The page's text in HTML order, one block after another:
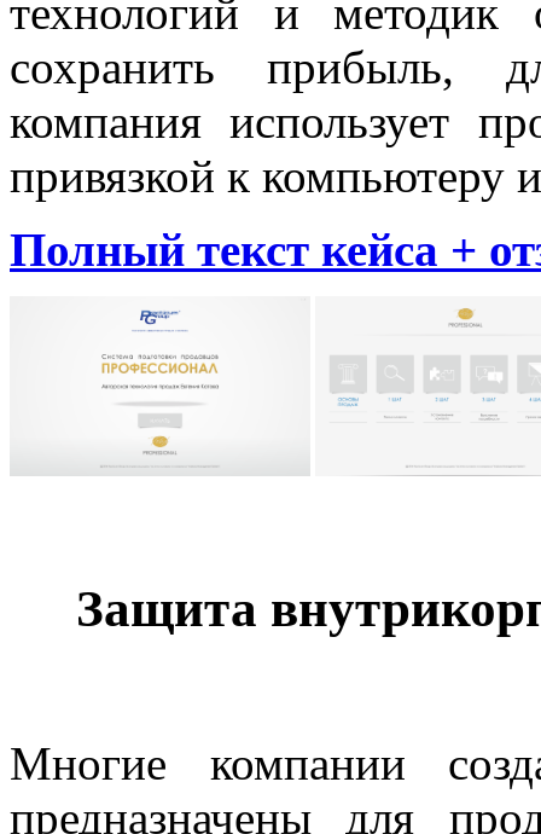
технологий и методик
сохранить прибыль,
компания использует
привязкой к компьютеру
Полный текст кейса +
Защита
Многие компании
предназначены для